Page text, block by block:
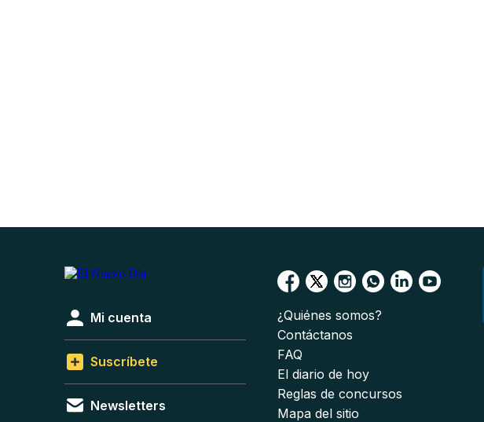
Mi cuenta
Suscríbete
Newsletters
¿Quiénes somos?
Contáctanos
FAQ
El diario de hoy
Reglas de concursos
Mapa del sitio